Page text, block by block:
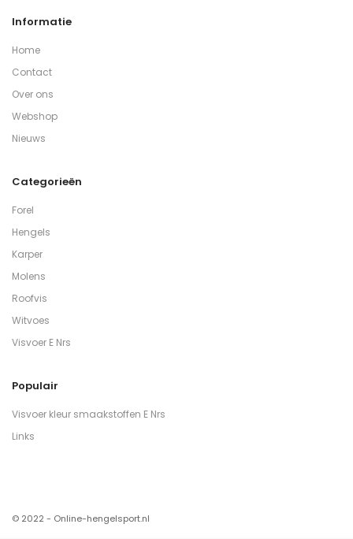
Informatie
Home
Contact
Over ons
Webshop
Nieuws
Categorieën
Forel
Hengels
Karper
Molens
Roofvis
Witvoes
Visvoer E Nrs
Populair
Visvoer kleur smaakstoffen E Nrs
Links
© 2022 - Online-hengelsport.nl